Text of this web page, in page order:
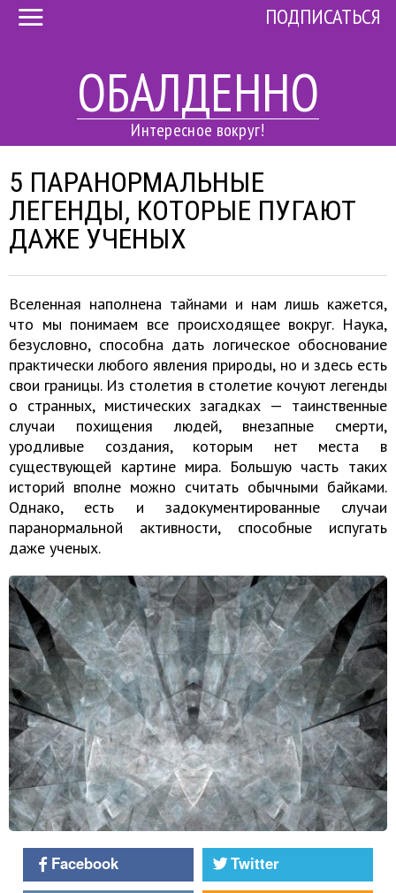
ОБАЛДЕННО
Интересное вокруг!
ПОДПИСАТЬСЯ
5 ПАРАНОРМАЛЬНЫЕ
ЛЕГЕНДЫ, КОТОРЫЕ ПУГАЮТ
ДАЖЕ УЧЕНЫХ
Вселенная наполнена тайнами и нам лишь кажется,
что мы понимаем все происходящее вокруг. Наука,
безусловно, способна дать логическое обоснование
практически любого явления природы, но и здесь есть
свои границы. Из столетия в столетие кочуют легенды
о странных, мистических загадках — таинственные
случаи похищения людей, внезапные смерти,
уродливые создания, которым нет места в
существующей картине мира. Большую часть таких
историй вполне можно считать обычными байками.
Однако, есть и задокументированные случаи
паранормальной активности, способные испугать
даже ученых.
Facebook
Twitter